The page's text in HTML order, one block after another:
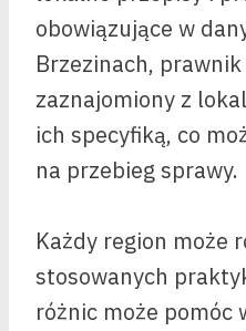
obowiązujące w
Brzezinach,
zaznajomiony z
ich specyfiką, co
na przebieg sprawy.
Każdy region może
stosowanych
różnic może pomóc